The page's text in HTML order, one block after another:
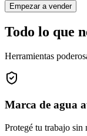
Empezar a vender
Todo lo que
Herramientas
Marca de agua
Protegé tu trabajo sin